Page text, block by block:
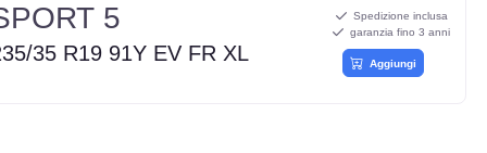
5
35 R19 91Y EV FR XL
Spedizione inclusa
garanzia fino 3 anni
Aggiungi